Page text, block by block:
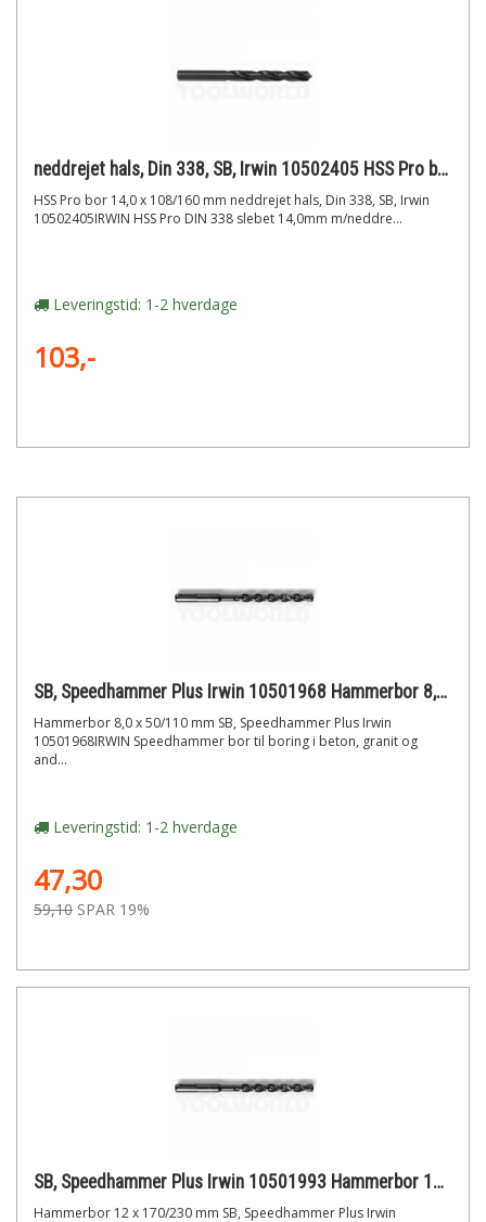
neddrejet hals, Din 338, SB, Irwin 10502405 HSS Pro bor 14,0 x 108/160 mm
HSS Pro bor 14,0 x 108/160 mm neddrejet hals, Din 338, SB, Irwin
10502405IRWIN HSS Pro DIN 338 slebet 14,0mm m/neddre...
Leveringstid: 1-2 hverdage
103,-
SB, Speedhammer Plus Irwin 10501968 Hammerbor 8,0 x 50/110 mm
Hammerbor 8,0 x 50/110 mm SB, Speedhammer Plus Irwin
10501968IRWIN Speedhammer bor til boring i beton, granit og
and...
Leveringstid: 1-2 hverdage
47,30
59,10 SPAR 19%
SB, Speedhammer Plus Irwin 10501993 Hammerbor 12 x 170/230 mm
Hammerbor 12 x 170/230 mm SB, Speedhammer Plus Irwin